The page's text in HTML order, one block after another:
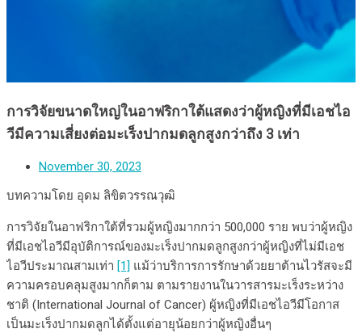
การวิจัยขนาดใหญ่ในอาฟริกาใต้แสดงว่าผู้หญิงที่มีเอชไอ
วีมีความเสี่ยงต่อมะเร็งปากมดลูกสูงกว่าถึง 3 เท่า
November 30, 2023
บทความโดย อุดม ลิขิตวรรณวุฒิ
การวิจัยในอาฟริกาใต้ที่รวมผู้หญิงมากกว่า 500,000 ราย พบว่าผู้หญิง
ที่มีเอชไอวีมีอุบัติการณ์ของมะเร็งปากมดลูกสูงกว่าผู้หญิงที่ไม่มีเอช
ไอวีประมาณสามเท่า [1] แม้ว่าบริการการรักษาด้วยยาต้านไวรัสจะมี
ความครอบคลุมสูงมากก็ตาม ตามรายงานในวารสารมะเร็งระหว่าง
ชาติ (International Journal of Cancer) ผู้หญิงที่มีเอชไอวีมีโอกาส
เป็นมะเร็งปากมดลูกได้ตั้งแต่อายุน้อยกว่าผู้หญิงอื่นๆ